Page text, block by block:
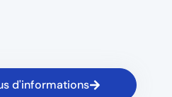
d'informations